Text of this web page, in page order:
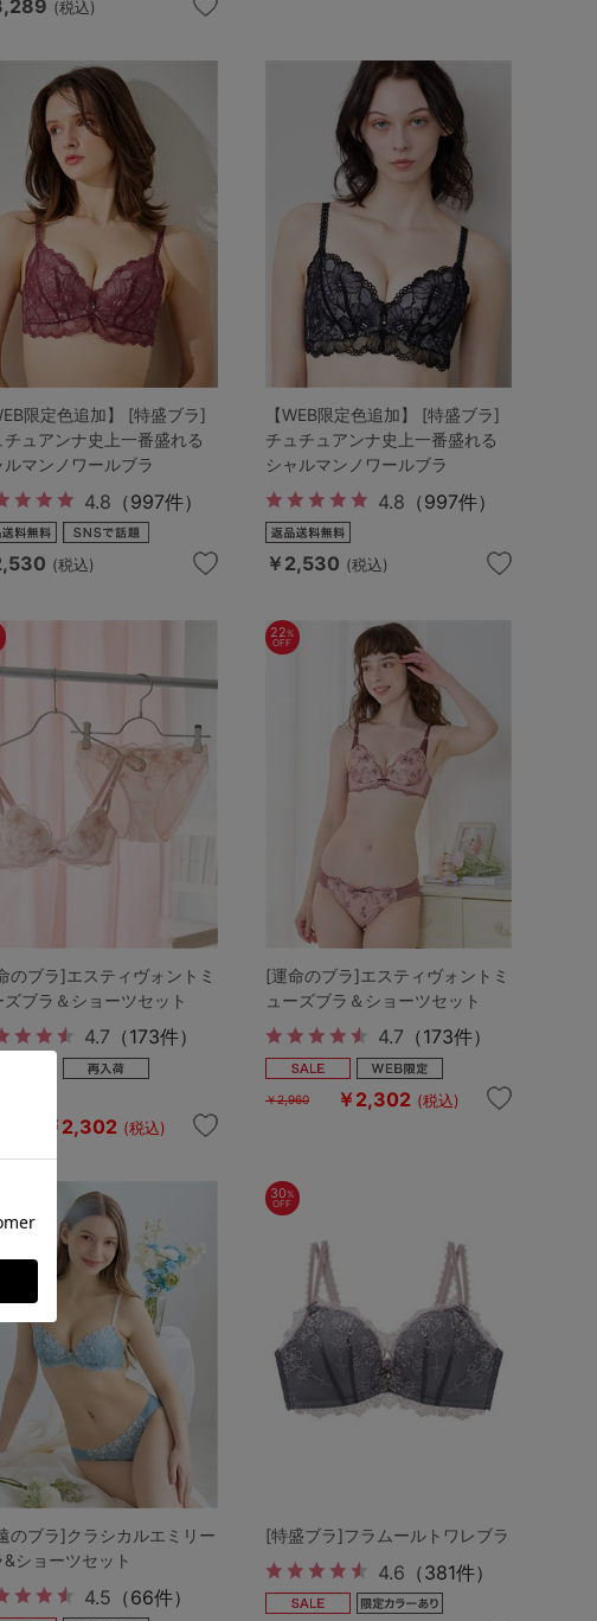
(税込)
限定色追加】 [特盛ブラ]
チュアンナ史上一番盛れる
ルマンノワールブラ
4.8 （997件）
(税込)
【WEB限定色追加】 [特盛ブラ]
チュチュアンナ史上一番盛れる
シャルマンノワールブラ
4.8 （997件）
￥2,530 (税込)
のブラ]エスティヴォントミ
ズブラ＆ショーツセット
4.7 （173件）
￥2,302 (税込)
22%
OFF
[運命のブラ]エスティヴォントミ
ューズブラ＆ショーツセット
4.7 （173件）
￥2,960 ￥2,302 (税込)
のブラ]クラシカルエミリー
&ショーツセット
4.5 （66件）
30%
OFF
[特盛ブラ]フラムールトワレブラ
4.6 （381件）